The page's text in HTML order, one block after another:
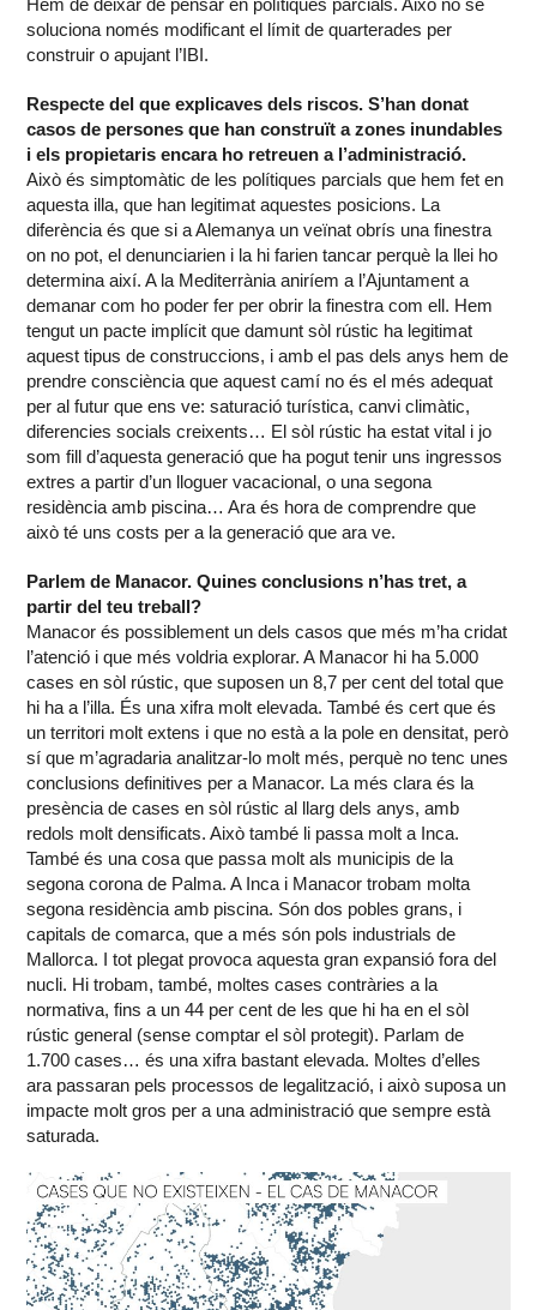
Hem de deixar de pensar en polítiques parcials. Això no se
soluciona només modificant el límit de quarterades per
construir o apujant l’IBI.
Respecte del que explicaves dels riscos. S’han donat
casos de persones que han construït a zones inundables
i els propietaris encara ho retreuen a l’administració.
Això és simptomàtic de les polítiques parcials que hem fet en
aquesta illa, que han legitimat aquestes posicions. La
diferència és que si a Alemanya un veïnat obrís una finestra
on no pot, el denunciarien i la hi farien tancar perquè la llei ho
determina així. A la Mediterrània aniríem a l’Ajuntament a
demanar com ho poder fer per obrir la finestra com ell. Hem
tengut un pacte implícit que damunt sòl rústic ha legitimat
aquest tipus de construccions, i amb el pas dels anys hem de
prendre consciència que aquest camí no és el més adequat
per al futur que ens ve: saturació turística, canvi climàtic,
diferencies socials creixents… El sòl rústic ha estat vital i jo
som fill d’aquesta generació que ha pogut tenir uns ingressos
extres a partir d’un lloguer vacacional, o una segona
residència amb piscina… Ara és hora de comprendre que
això té uns costs per a la generació que ara ve.
Parlem de Manacor. Quines conclusions n’has tret, a
partir del teu treball?
Manacor és possiblement un dels casos que més m’ha cridat
l’atenció i que més voldria explorar. A Manacor hi ha 5.000
cases en sòl rústic, que suposen un 8,7 per cent del total que
hi ha a l’illa. És una xifra molt elevada. També és cert que és
un territori molt extens i que no està a la pole en densitat, però
sí que m’agradaria analitzar-lo molt més, perquè no tenc unes
conclusions definitives per a Manacor. La més clara és la
presència de cases en sòl rústic al llarg dels anys, amb
redols molt densificats. Això també li passa molt a Inca.
També és una cosa que passa molt als municipis de la
segona corona de Palma. A Inca i Manacor trobam molta
segona residència amb piscina. Són dos pobles grans, i
capitals de comarca, que a més són pols industrials de
Mallorca. I tot plegat provoca aquesta gran expansió fora del
nucli. Hi trobam, també, moltes cases contràries a la
normativa, fins a un 44 per cent de les que hi ha en el sòl
rústic general (sense comptar el sòl protegit). Parlam de
1.700 cases… és una xifra bastant elevada. Moltes d’elles
ara passaran pels processos de legalització, i això suposa un
impacte molt gros per a una administració que sempre està
saturada.